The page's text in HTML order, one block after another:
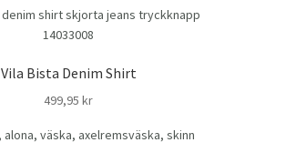
till
Vila Bista Denim Shirt
499,95 kr